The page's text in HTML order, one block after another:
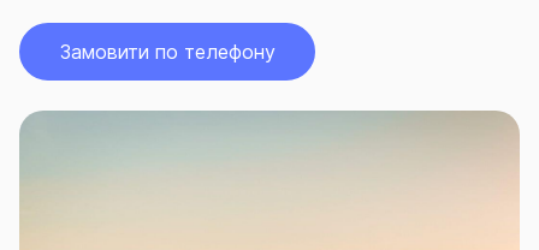
Замовити по телефону